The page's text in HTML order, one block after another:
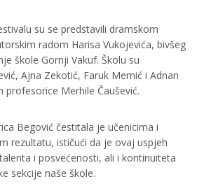
su se predstavili dramskom
radom Harisa Vukojevića, bivšeg
škole Gornji Vakuf. Školu su
Ajna Zekotić, Faruk Memić i Adnan
Merhile Čaušević.
Begović čestitala je učenicima i
rezultatu, ističući da je ovaj uspjeh
i posvećenosti, ali i kontinuiteta
sekcije naše škole.